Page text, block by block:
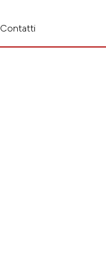
Contatti